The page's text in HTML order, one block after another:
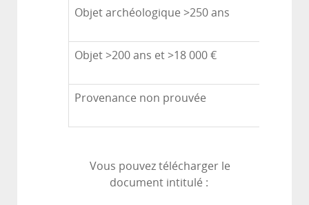
Objet archéologique >250 ans
Objet >200 ans et >18 000 €
Provenance non prouvée
Vous pouvez télécharger le
document intitulé :